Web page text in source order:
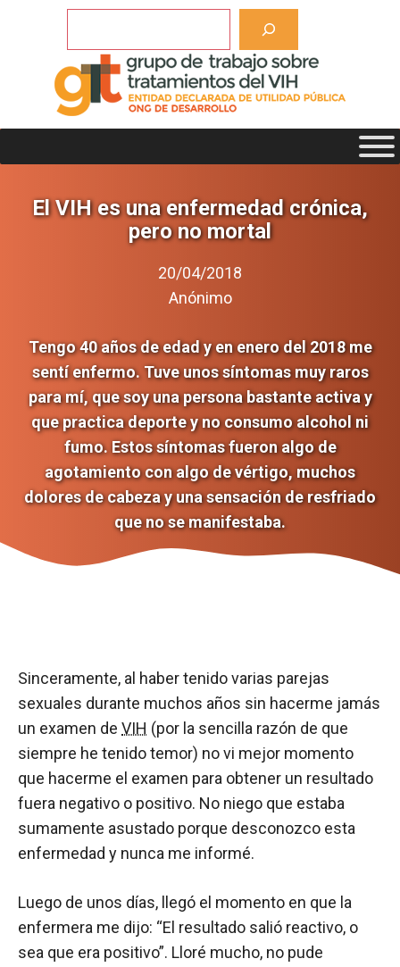
El VIH es una enfermedad crónica,
pero no mortal
20/04/2018
Anónimo
Tengo 40 años de edad y en enero del 2018 me
sentí enfermo. Tuve unos síntomas muy raros
para mí, que soy una persona bastante activa y
que practica deporte y no consumo alcohol ni
fumo. Estos síntomas fueron algo de
agotamiento con algo de vértigo, muchos
dolores de cabeza y una sensación de resfriado
que no se manifestaba.
Sinceramente, al haber tenido varias parejas
sexuales durante muchos años sin hacerme jamás
un examen de VIH (por la sencilla razón de que
siempre he tenido temor) no vi mejor momento
que hacerme el examen para obtener un resultado
fuera negativo o positivo. No niego que estaba
sumamente asustado porque desconozco esta
enfermedad y nunca me informé.
Luego de unos días, llegó el momento en que la
enfermera me dijo: “El resultado salió reactivo, o
sea que era positivo”. Lloré mucho, no pude